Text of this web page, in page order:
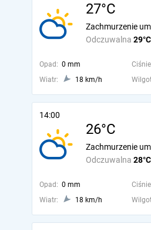
27°C
Odczuwalna 29°C
Zachmurzenie
Opad: 0 mm
Wiatr:
18 km/h
14:00
26°C
Odczuwalna 28°C
Zachmurzenie
Opad: 0 mm
Wiatr:
18 km/h